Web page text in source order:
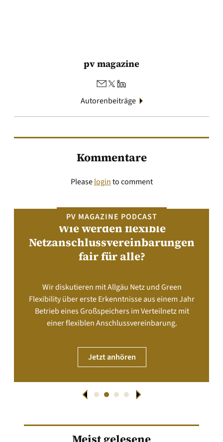
pv magazine
Autorenbeiträge
Kommentare
Pleaseloginto comment
PV MAGAZINE PODCAST
Wie werden flexible
Netzanschlussvereinbarungen
fair für alle?
Wir diskutieren mit Allgäu Netz und Green
Flexibility über erste Erkenntnisse aus einem Jahr
Betrieb eines Großspeichers im Verteilnetz mit
einer flexiblen Anschlussvereinbarung.
Jetzt anhören
Meist gelesene